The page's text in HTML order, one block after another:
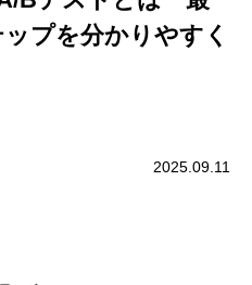
プを分かりやすく
2025.09.11